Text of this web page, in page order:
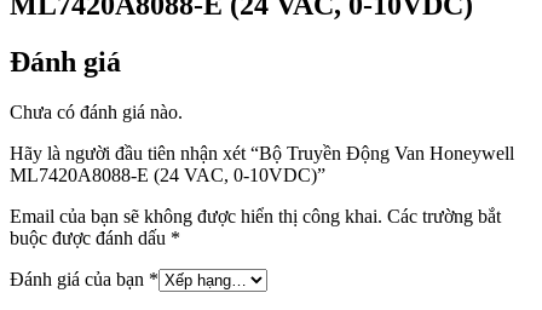
Đánh giá
Chưa có đánh giá nào.
Hãy là người đầu tiên nhận xét “Bộ Truyền Động Van Honeywell
ML7420A8088-E (24 VAC, 0-10VDC)”
Email của bạn sẽ không được hiển thị công khai. Các trường bắt
buộc được đánh dấu *
Đánh giá của bạn *